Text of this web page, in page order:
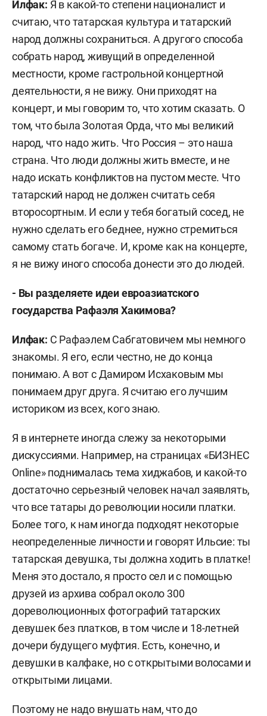
Илфак: Я в какой-то степени националист и
считаю, что татарская культура и татарский
народ должны сохраниться. А другого способа
собрать народ, живущий в определенной
местности, кроме гастрольной концертной
деятельности, я не вижу. Они приходят на
концерт, и мы говорим то, что хотим сказать. О
том, что была Золотая Орда, что мы великий
народ, что надо жить. Что Россия – это наша
страна. Что люди должны жить вместе, и не
надо искать конфликтов на пустом месте. Что
татарский народ не должен считать себя
второсортным. И если у тебя богатый сосед, не
нужно сделать его беднее, нужно стремиться
самому стать богаче. И, кроме как на концерте,
я не вижу иного способа донести это до людей.
- Вы разделяете идеи евроазиатского
государства Рафаэля Хакимова?
Илфак: С Рафаэлем Сабгатовичем мы немного
знакомы. Я его, если честно, не до конца
понимаю. А вот с Дамиром Исхаковым мы
понимаем друг друга. Я считаю его лучшим
историком из всех, кого знаю.
Я в интернете иногда слежу за некоторыми
дискуссиями. Например, на страницах «БИЗНЕС
Online» поднималась тема хиджабов, и какой-то
достаточно серьезный человек начал заявлять,
что все татары до революции носили платки.
Более того, к нам иногда подходят некоторые
неопределенные личности и говорят Ильсие: ты
татарская девушка, ты должна ходить в платке!
Меня это достало, я просто сел и с помощью
друзей из архива собрал около 300
дореволюционных фотографий татарских
девушек без платков, в том числе и 18-летней
дочери будущего муфтия. Есть, конечно, и
девушки в калфаке, но с открытыми волосами и
открытыми лицами.
Поэтому не надо внушать нам, что до